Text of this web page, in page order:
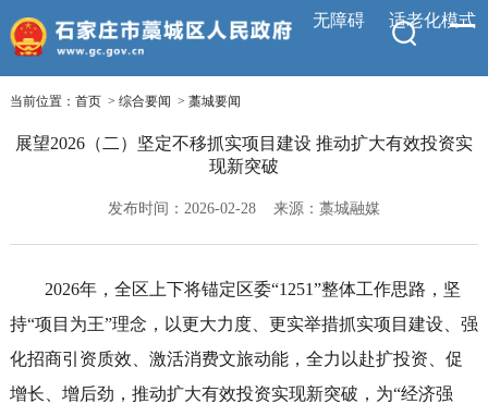
无障碍 适老化模式
当前位置： 首页> 综合要闻 > 藁城要闻
展望2026（二）坚定不移抓实项目建设 推动扩大有效投资实
现新突破
发布时间：2026-02-28 来源：藁城融媒
2026年，全区上下将锚定区委“1251”整体工作思路，坚
持“项目为王”理念，以更大力度、更实举措抓实项目建设、强
化招商引资质效、激活消费文旅动能，全力以赴扩投资、促
增长、增后劲，推动扩大有效投资实现新突破，为“经济强